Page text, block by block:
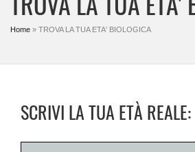
Home » TROVA LA TUA ETA' BIOLOGICA
SCRIVI LA TUA ETÀ REALE: